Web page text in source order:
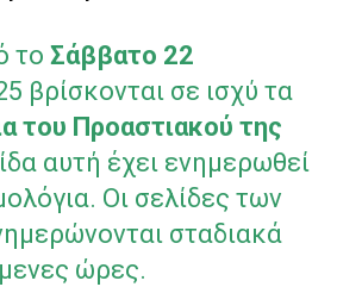
το Σάββατο 22
βρίσκονται σε ισχύ τα
του Προαστιακού της
αυτή έχει ενημερωθεί
Οι σελίδες των
σταδιακά
ώρες.